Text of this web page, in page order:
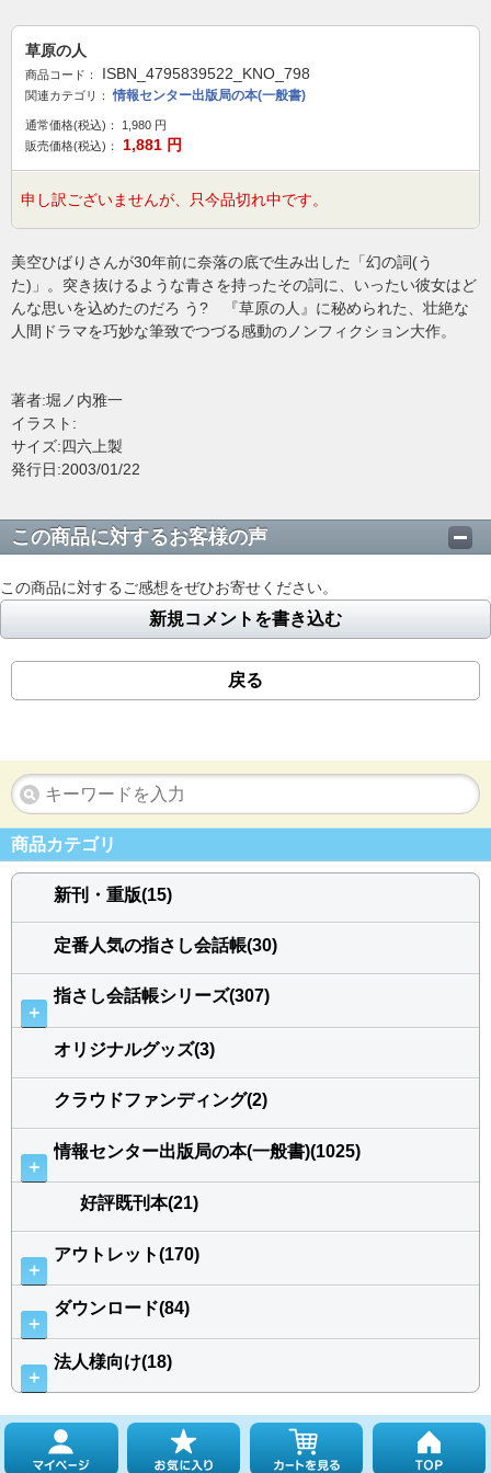
草原の人
商品コード： ISBN_4795839522_KNO_798
関連カテゴリ： 情報センター出版局の本(一般書)
通常価格(税込)： 1,980 円
販売価格(税込)：
1,881 円
申し訳ございませんが、只今品切れ中です。
美空ひばりさんが30年前に奈落の底で生み出した「幻の詞(う
た)」。突き抜けるような青さを持ったその詞に、いったい彼女はど
んな思いを込めたのだろ う? 『草原の人』に秘められた、壮絶な
人間ドラマを巧妙な筆致でつづる感動のノンフィクション大作。
著者:堀ノ内雅一
イラスト:
サイズ:四六上製
発行日:2003/01/22
この商品に対するお客様の声
この商品に対するご感想をぜひお寄せください。
新規コメントを書き込む
戻る
商品カテゴリ
新刊・重版(15)
定番人気の指さし会話帳(30)
＋
指さし会話帳シリーズ(307)
オリジナルグッズ(3)
クラウドファンディング(2)
＋
情報センター出版局の本(一般書)(1025)
好評既刊本(21)
＋
アウトレット(170)
＋
ダウンロード(84)
＋
法人様向け(18)